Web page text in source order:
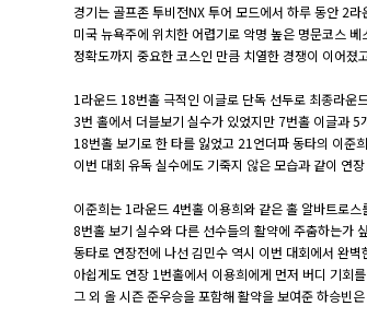
경기는 골프존 투비전NX 투어 모드에서 하루 동안 2
미국 뉴욕주에 위치한 어렵기로 악명 높은 명문코스
정확도까지 중요한 코스인 만큼 치열한 경쟁이 이어
1라운드 18번홀 극적인 이글로 단독 선두로 최종라운
3번 홀에서 더블보기 실수가 있었지만 7번홀 이글과
18번홀 보기로 한 타를 잃었고 21언더파 동타의 이준
이번 대회 유독 실수에도 기죽지 않은 모습과 같이 연
이준희는 1라운드 4번홀 이용희와 같은 홀 알바트로
8번홀 보기 실수와 다른 선수들의 활약에 주춤하는가
동타로 연장전에 나선 김민수 역시 이번 대회에서 완
아쉽게도 연장 1번홀에서 이용희에게 먼저 버디 기회
그 외 올 시즌 준우승을 포함해 활약을 보여준 하승빈